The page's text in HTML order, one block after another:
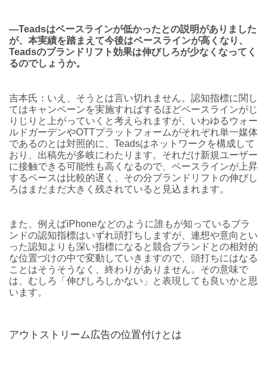
―Teadsはベースラインが低かったとの説明がありました
が、本実績を踏まえて今後はベースラインが高くなり、
Teadsのブランドリフト効果は伸びしろが少なくなってく
るのでしょうか。
吉本氏：いえ、そうとは言い切れません。認知指標に関し
てはキャンペーンを実施すればするほどベースラインがじ
りじりと上がっていくと考えられますが、いわゆるウォー
ルドガーデンやOTTプラットフォームがそれぞれ単一媒体
であるのとは対照的に、Teadsはネットワークを構成して
おり、出稿先が多岐にわたります。それだけ新規ユーザー
に接触できる可能性も高くなるので、ベースラインが上昇
するペースは比較的遅く、その分ブランドリフトの伸びし
ろはまだまだ大きく残されていると見込まれます。
また、例えばiPhoneなどのように誰もが知っているブラ
ンドの認知指標はいずれ頭打ちしますが、連想や意向とい
った認知よりも深い指標になると競合ブランドとの相対的
な位置づけの中で変動していきますので、頭打ちにはなる
ことはそうそうなく、終わりがありません。その意味で
は、むしろ「伸びしろしかない」と表現しても良いかと思
います。
アウトストリーム広告の位置付けとは